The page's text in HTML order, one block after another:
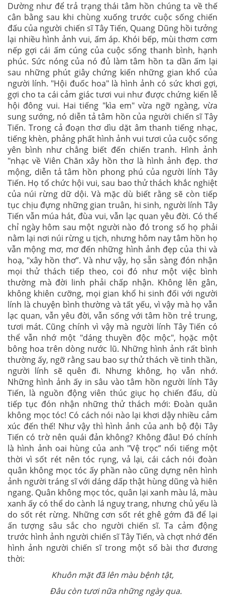
Dường như để trả trạng thái tâm hồn chúng ta về thế
cân bằng sau khi chùng xuống trước cuộc sống chiến
đấu của người chiến sĩ Tây Tiến, Quang Dũng hồi tưởng
lại nhiều hình ảnh vui, ấm áp. Khói bếp, mùi thơm cơm
nếp gợi cái ấm cúng của cuộc sống thanh bình, hạnh
phúc. Sức nóng của nó đủ làm tâm hồn ta dần ấm lại
sau những phút giây chứng kiến những gian khổ của
người lính. "Hội đuốc hoa" là hình ảnh có sức khơi gợi,
gợi cho ta cái cảm giác tươi vui như được chứng kiến lễ
hội đông vui. Hai tiếng "kìa em" vừa ngỡ ngàng, vừa
sung sướng, nó diễn tả tâm hồn của người chiến sĩ Tây
Tiến. Trong cả đoạn thơ dìu dặt âm thanh tiếng nhạc,
tiếng khèn, phảng phất hình ảnh vui tươi của cuộc sống
yên bình như chẳng biết đến chiến tranh. Hình ảnh
"nhạc về Viên Chăn xây hồn thơ là hình ảnh đẹp. thơ
mộng, diễn tả tâm hồn phong phú của người lính Tây
Tiến. Họ tổ chức hội vui, sau bao thử thách khắc nghiệt
của núi rừng dữ dội. Và mặc dù biết rằng sẽ còn tiếp
tục chịu đựng những gian truân, hi sinh, người lính Tây
Tiến vẫn múa hát, đùa vui, vẫn lạc quan yêu đời. Có thể
chỉ ngày hôm sau một người nào đó trong số họ phải
nằm lại nơi núi rừng u tịch, nhưng hôm nay tâm hồn họ
vẫn mộng mơ, mơ đến những hình ảnh đẹp của thi và
hoạ, "xây hồn thơ”. Và như vậy, họ sẵn sàng đón nhận
mọi thử thách tiếp theo, coi đó như một việc bình
thường mà đời linh phải chấp nhận. Không lên gân,
không khiên cưỡng, mọi gian khổ hi sinh đối với người
lính là chuyện bình thường và tất yếu, vì vậy mà họ vẫn
lạc quan, vẫn yêu đời, vẫn sống với tâm hồn trẻ trung,
tươi mát. Cũng chính vì vậy mà người lính Tây Tiến có
thể vẫn nhớ một "dáng thuyền độc mộc", họặc một
bông hoa trên dòng nước lũ. Những hình ảnh rất bình
thường ấy, ngỡ rằng sau bao sự thử thách về tinh thần,
người lính sẽ quên đi. Nhưng không, họ vẫn nhớ.
Những hình ảnh ấy in sâu vào tâm hồn người lính Tây
Tiến, là nguồn động viên thúc giục họ chiến đấu, dù
tiếp tục đón nhận những thử thách mới: Đoàn quân
không mọc tóc! Có cách nói nào lại khơi dậy nhiều cảm
xúc đến thế! Như vậy thì hình ảnh của anh bộ đội Tây
Tiến có trờ nên quái đản không? Không đâu! Đó chính
là hình ảnh oai hùng của anh "Vệ trọc” nổi tiếng một
thời vì sốt rét nên tóc rụng, vả lại, cái cách nói đoàn
quân không mọc tóc ấy phần nào cũng dựng nên hình
ảnh người tráng sĩ với dáng dấp thật hùng dũng và hiên
ngang. Quân không mọc tóc, quân lại xanh màu lá, màu
xanh ấy có thể do cành lá nguỵ trang, nhưng chủ yếu là
do sốt rét rừng. Những cơn sốt rét ghê gớm đã để lại
ấn tượng sâu sắc cho người chiến sĩ. Ta cảm động
trước hình ảnh người chiến sĩ Tây Tiến, và chợt nhớ đến
hình ảnh người chiến sĩ trong một số bài thơ đương
thời:
Khuôn mặt đã lên màu bệnh tật,
Đâu còn tươi nữa những ngày qua.